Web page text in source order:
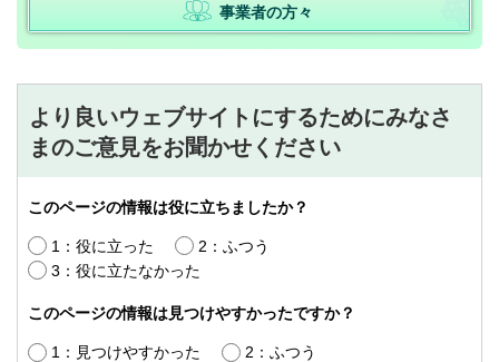
事業者の方々
より良いウェブサイトにするためにみなさ
まのご意見をお聞かせください
このページの情報は役に立ちましたか？
1：役に立った
2：ふつう
3：役に立たなかった
このページの情報は見つけやすかったですか？
1：見つけやすかった
2：ふつう